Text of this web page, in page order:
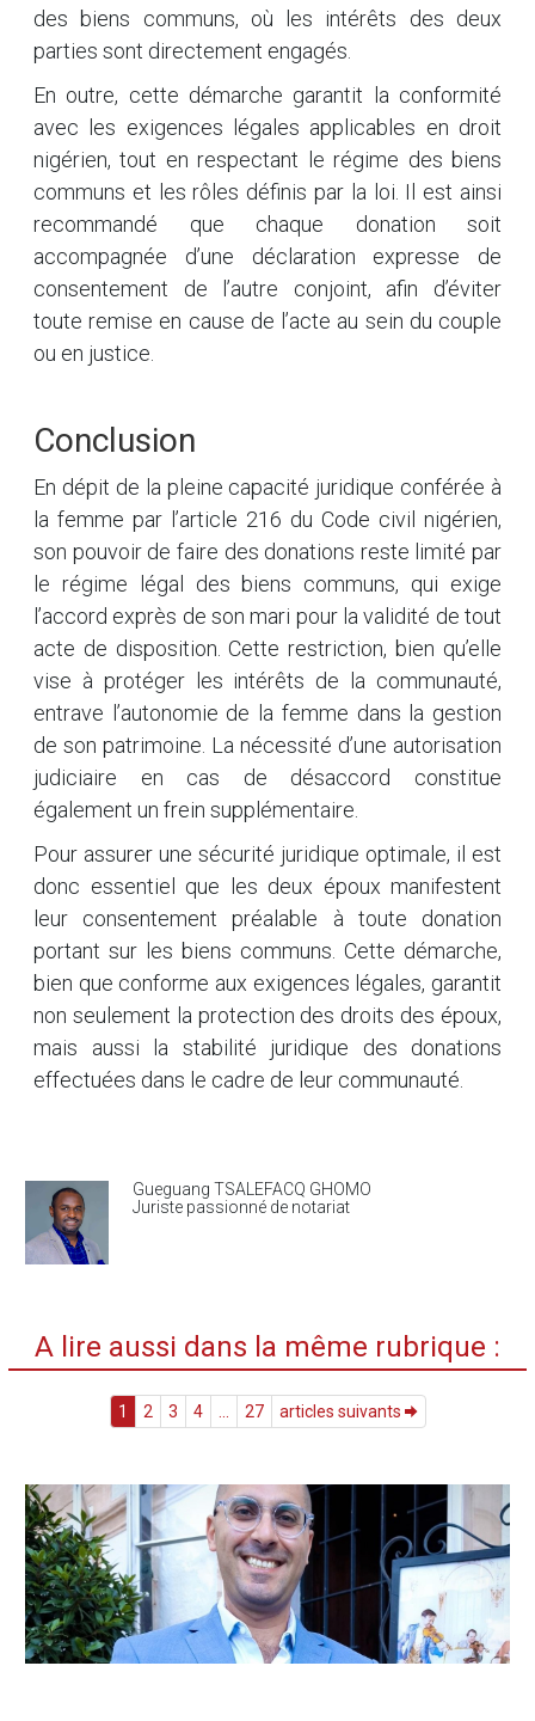
des biens communs, où les intérêts des deux
parties sont directement engagés.
En outre, cette démarche garantit la conformité
avec les exigences légales applicables en droit
nigérien, tout en respectant le régime des biens
communs et les rôles définis par la loi. Il est ainsi
recommandé que chaque donation soit
accompagnée d’une déclaration expresse de
consentement de l’autre conjoint, afin d’éviter
toute remise en cause de l’acte au sein du couple
ou en justice.
Conclusion
En dépit de la pleine capacité juridique conférée à
la femme par l’article 216 du Code civil nigérien,
son pouvoir de faire des donations reste limité par
le régime légal des biens communs, qui exige
l’accord exprès de son mari pour la validité de tout
acte de disposition. Cette restriction, bien qu’elle
vise à protéger les intérêts de la communauté,
entrave l’autonomie de la femme dans la gestion
de son patrimoine. La nécessité d’une autorisation
judiciaire en cas de désaccord constitue
également un frein supplémentaire.
Pour assurer une sécurité juridique optimale, il est
donc essentiel que les deux époux manifestent
leur consentement préalable à toute donation
portant sur les biens communs. Cette démarche,
bien que conforme aux exigences légales, garantit
non seulement la protection des droits des époux,
mais aussi la stabilité juridique des donations
effectuées dans le cadre de leur communauté.
Gueguang TSALEFACQ GHOMO
Juriste passionné de notariat
A lire aussi dans la même rubrique :
1 2 3 4 27 articles suivants